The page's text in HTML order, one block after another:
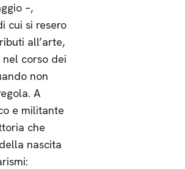
–,
cui si resero
all’arte,
corso dei
non
A
e militante
che
nascita